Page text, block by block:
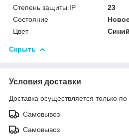
Степень защиты IP
23
Состояние
Цвет
Синий
Скрыть
Условия доставки
Доставка осуществляется только по
Самовывоз
Самовывоз